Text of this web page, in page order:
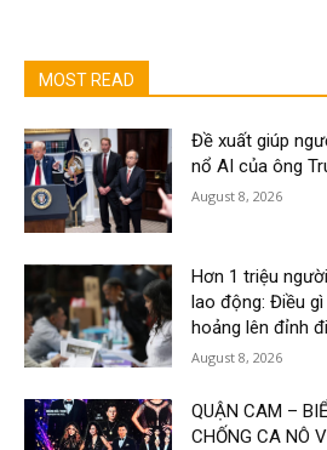
MOST READ
Đề xuất giúp
nổ AI của ông
August 8, 2026
Hơn 1 triệu
lao động: Điều
hoảng lên đỉnh
August 8, 2026
QUẬN CAM –
CHỐNG CA NÔ